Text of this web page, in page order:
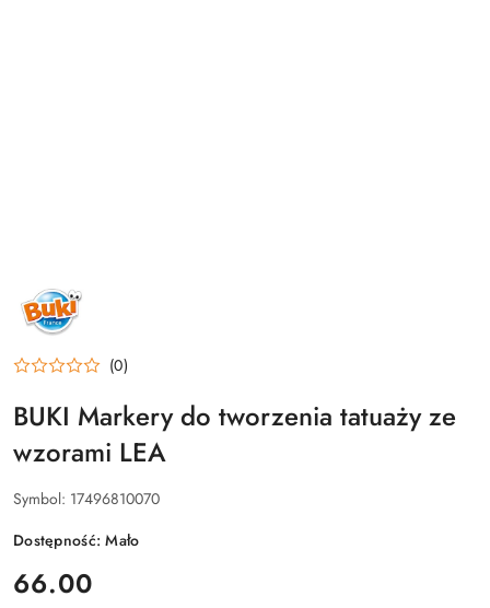
NAZWA
PRODUCENTA:
BUKI
(0)
BUKI Markery do tworzenia tatuaży ze
wzorami LEA
Symbol: 17496810070
Dostępność:Mało
cena:
66.00